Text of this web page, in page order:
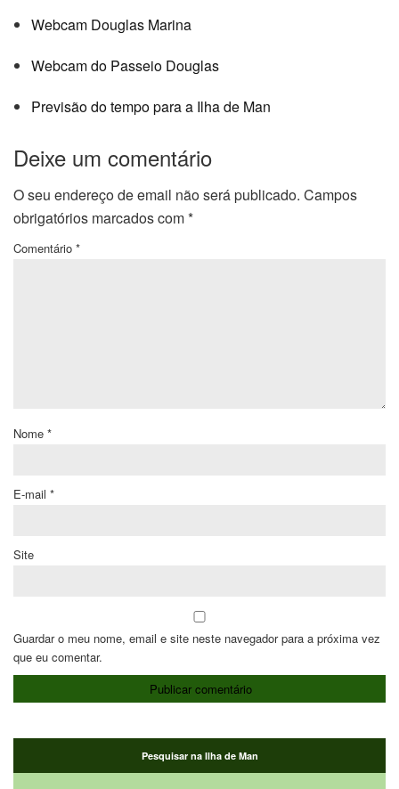
Webcam Douglas Marina
Webcam do Passeio Douglas
Previsão do tempo para a Ilha de Man
Deixe um comentário
O seu endereço de email não será publicado. Campos
obrigatórios marcados com*
Comentário *
Nome *
E-mail *
Site
Guardar o meu nome, email e site neste navegador para a próxima vez
que eu comentar.
Pesquisar na Ilha de Man